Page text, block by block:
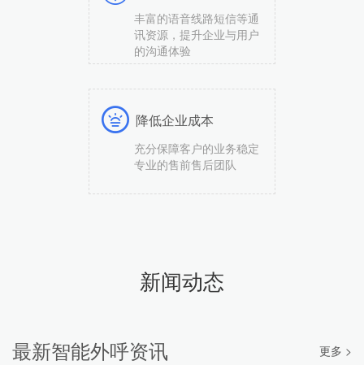
丰富的语音线路短信等通
讯资源，提升企业与用户
的沟通体验
降低企业成本
充分保障客户的业务稳定
专业的售前售后团队
新闻动态
最新智能外呼资讯 更多 >